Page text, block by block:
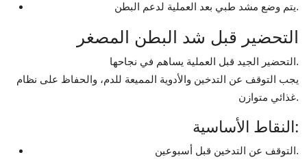
يتم وضع مشد طبي بعد العملية لدعم البطن.
التحضير قبل شد البطن المصغر
التحضير الجيد قبل العملية يساهم في نجاحها.
يجب التوقف عن التدخين والأدوية المميعة للدم، والحفاظ على نظام
غذائي متوازن.
النقاط الأساسية:
التوقف عن التدخين قبل أسبوعين.